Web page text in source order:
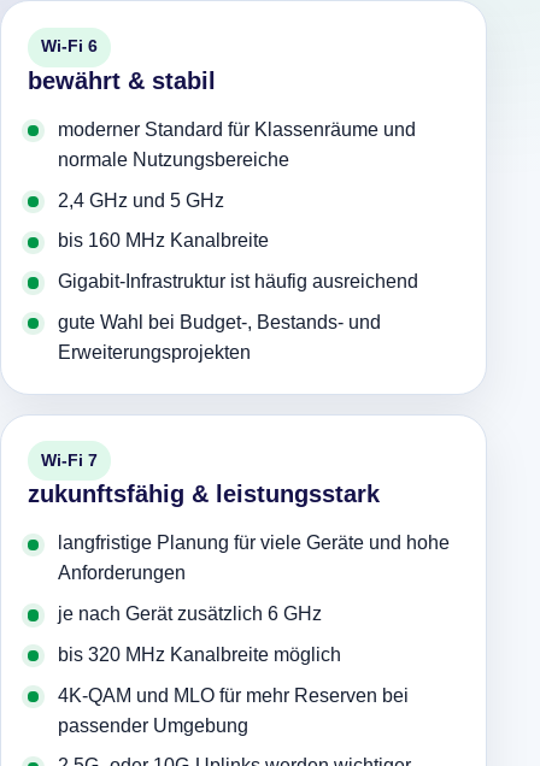
Wi-Fi 6
bewährt & stabil
moderner Standard für Klassenräume und
normale Nutzungsbereiche
2,4 GHz und 5 GHz
bis 160 MHz Kanalbreite
Gigabit-Infrastruktur ist häufig ausreichend
gute Wahl bei Budget-, Bestands- und
Erweiterungsprojekten
Wi-Fi 7
zukunftsfähig & leistungsstark
langfristige Planung für viele Geräte und hohe
Anforderungen
je nach Gerät zusätzlich 6 GHz
bis 320 MHz Kanalbreite möglich
4K-QAM und MLO für mehr Reserven bei
passender Umgebung